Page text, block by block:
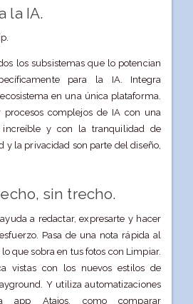
la IA.
los subsistemas que lo potencian
para la IA. Integra
en una única plataforma.
procesos complejos de IA con una
increíble y con la tranquilidad de
y la privacidad son parte del diseño,
sin trecho.
a redactar, expresarte y hacer
Pasa de una nota rápida al
que sobra en tus fotos con Limpiar.
vistas con los nuevos estilos de
Y utiliza automatiza­ciones
app Atajos, como comparar